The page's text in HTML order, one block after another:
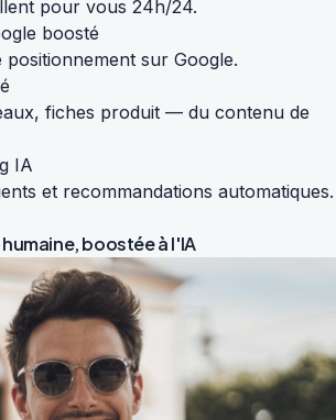
pour vous 24h/24.
boosté
sur Google.
fiches produit — du contenu de
IA
et recommandations automatiques.
boostée à l'IA